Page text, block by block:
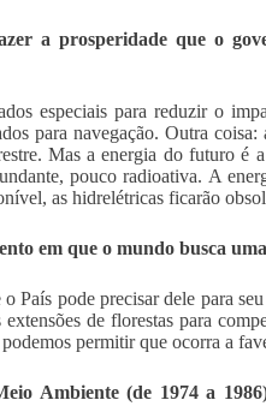
a prosperidade que o
especiais para reduzir o
para navegação. Outra
Mas a energia do futuro é
pouco radioativa. A
as hidrelétricas ficarão
em que o mundo busca
País pode precisar dele para
de florestas para
permitir que ocorra a
Ambiente (de 1974 a